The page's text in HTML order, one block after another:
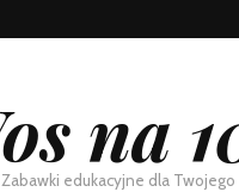
na
Zabawki edukacyjne dla Twojego